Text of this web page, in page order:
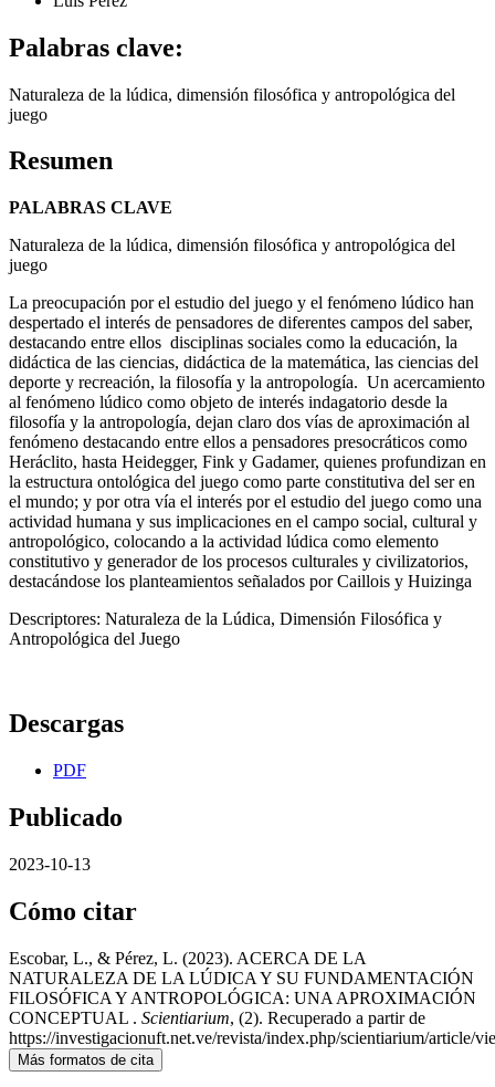
Palabras clave:
Naturaleza de la lúdica, dimensión filosófica y antropológica del
juego
Resumen
PALABRAS CLAVE
Naturaleza de la lúdica, dimensión filosófica y antropológica del
juego
La preocupación por el estudio del juego y el fenómeno lúdico han
despertado el interés de pensadores de diferentes campos del saber,
destacando entre ellos disciplinas sociales como la educación, la
didáctica de las ciencias, didáctica de la matemática, las ciencias del
deporte y recreación, la filosofía y la antropología. Un acercamiento
al fenómeno lúdico como objeto de interés indagatorio desde la
filosofía y la antropología, dejan claro dos vías de aproximación al
fenómeno destacando entre ellos a pensadores presocráticos como
Heráclito, hasta Heidegger, Fink y Gadamer, quienes profundizan en
la estructura ontológica del juego como parte constitutiva del ser en
el mundo; y por otra vía el interés por el estudio del juego como una
actividad humana y sus implicaciones en el campo social, cultural y
antropológico, colocando a la actividad lúdica como elemento
constitutivo y generador de los procesos culturales y civilizatorios,
destacándose los planteamientos señalados por Caillois y Huizinga
Descriptores: Naturaleza de la Lúdica, Dimensión Filosófica y
Antropológica del Juego
Descargas
PDF
Publicado
2023-10-13
Cómo citar
Escobar, L., & Pérez, L. (2023). ACERCA DE LA
NATURALEZA DE LA LÚDICA Y SU FUNDAMENTACIÓN
FILOSÓFICA Y ANTROPOLÓGICA: UNA APROXIMACIÓN
CONCEPTUAL . Scientiarium, (2). Recuperado a partir de
https://investigacionuft.net.ve/revista/index.php/scientiarium/article/
Más formatos de cita